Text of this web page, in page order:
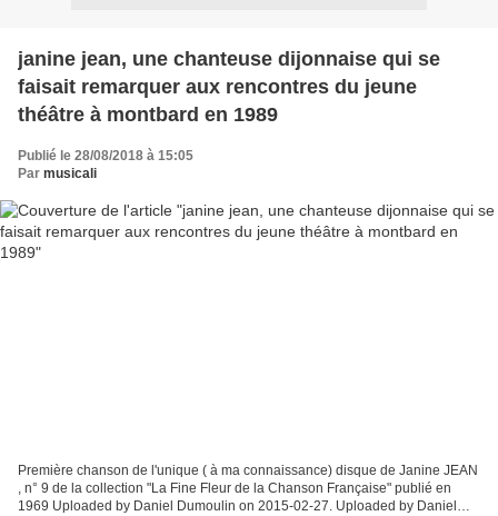
janine jean, une chanteuse dijonnaise qui se
faisait remarquer aux rencontres du jeune
théâtre à montbard en 1989
Publié le 28/08/2018 à 15:05
Par musicali
Première chanson de l'unique ( à ma connaissance) disque de Janine JEAN
, n° 9 de la collection "La Fine Fleur de la Chanson Française" publié en
1969 Uploaded by Daniel Dumoulin on 2015-02-27. Uploaded by Daniel